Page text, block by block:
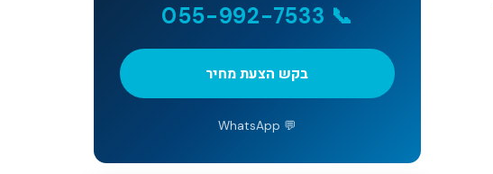
📞 055-992-7533
בקש הצעת מחיר
💬 WhatsApp